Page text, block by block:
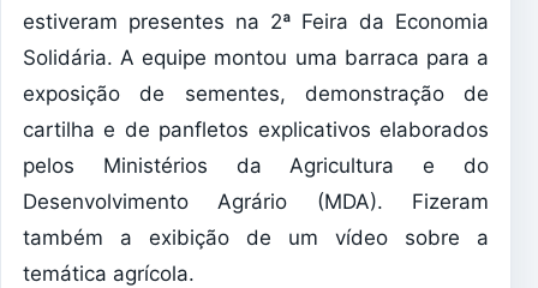
estiveram presentes na 2ª Feira da Economia
Solidária. A equipe montou uma barraca para a
exposição de sementes, demonstração de
cartilha e de panfletos explicativos elaborados
pelos Ministérios da Agricultura e do
Desenvolvimento Agrário (MDA). Fizeram
também a exibição de um vídeo sobre a
temática agrícola.